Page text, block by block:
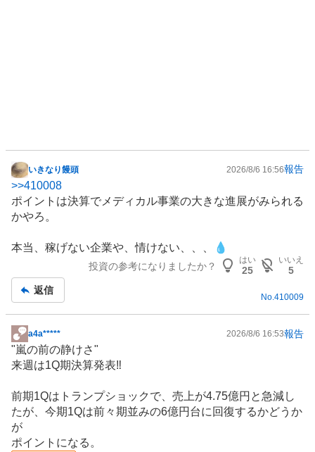
掲
示
板
記
いきなり饅頭 2026/8/6 16:56報告
>>410008
ポイントは決算でメディカル事業の大きな進展がみられる
かやろ。
本当、稼げない企業や、情けない、、、💧
投資の参考になりましたか？
はい
25
いいえ
5
返信
No.410009
掲
示
板
事
a4a***** 2026/8/6 16:53報告
"嵐の前の静けさ"
来週は1Q期決算発表‼️
前期1Qはトランプショックで、売上が4.75億円と急減し
たが、今期1Qは前々期並みの6億円台に回復するかどうか
が
ポイントになる。